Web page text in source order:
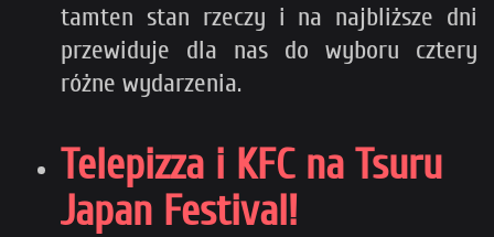
tamten stan rzeczy i na najbliższe dni
przewiduje dla nas do wyboru cztery
różne wydarzenia.
Telepizza i KFC na Tsuru
Japan Festival!